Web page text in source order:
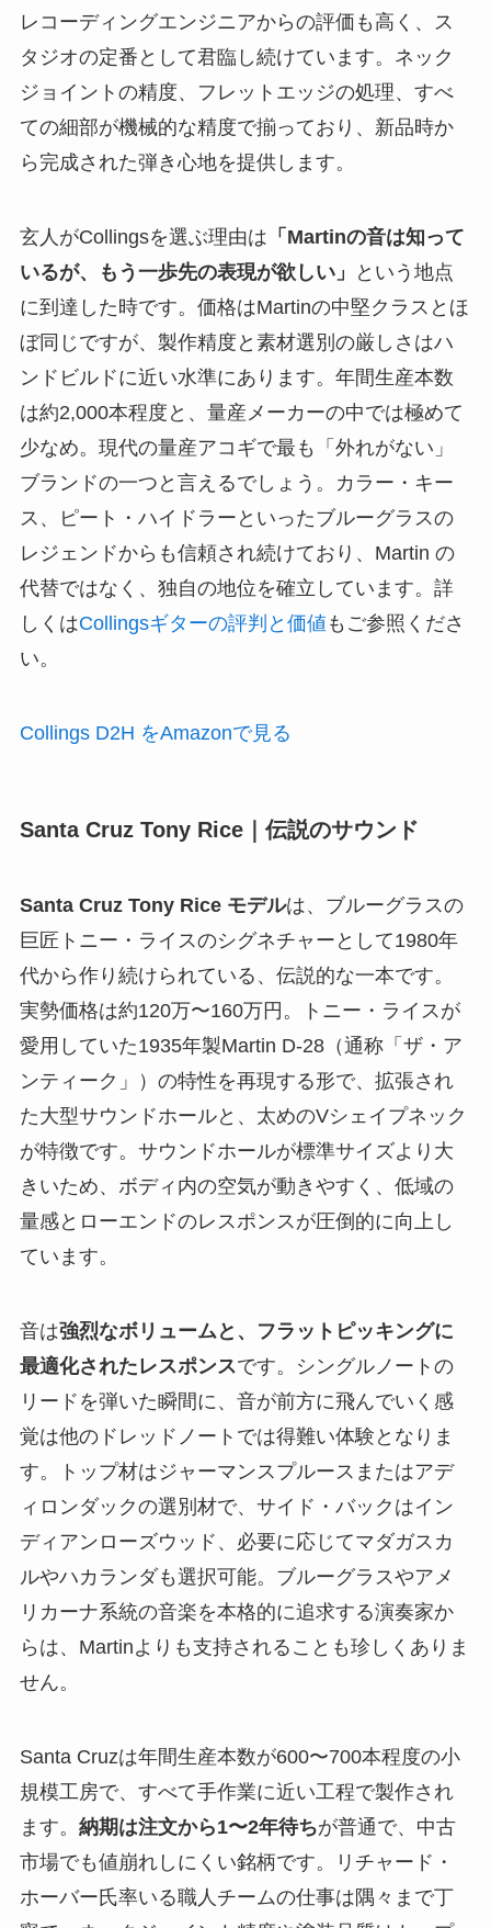
レコーディングエンジニアからの評価も高く、ス
タジオの定番として君臨し続けています。ネック
ジョイントの精度、フレットエッジの処理、すべ
ての細部が機械的な精度で揃っており、新品時か
ら完成された弾き心地を提供します。
玄人がCollingsを選ぶ理由は 「Martinの音は知って
いるが、もう一歩先の表現が欲しい」
という地点
に到達した時です。価格はMartinの中堅クラスとほ
ぼ同じですが、製作精度と素材選別の厳しさはハ
ンドビルドに近い水準にあります。年間生産本数
は約2,000本程度と、量産メーカーの中では極めて
少なめ。 現代の量産アコギで最も「外れがない」
ブランドの一つと言えるでしょう。
カラー・キー
ス、ピート・ハイドラーといったブルーグラスの
レジェンドからも信頼され続けており、Martin の
代替ではなく、独自の地位を確立しています。詳
しくはCollingsギターの評判と価値 もご参照くださ
い。
Collings D2H をAmazonで見る
Santa Cruz Tony Rice｜伝説のサウンド
Santa Cruz Tony Rice モデルは、ブルーグラスの
巨匠トニー・ライスのシグネチャーとして1980年
代から作り続けられている、伝説的な一本です。
実勢価格は約120万〜160万円。トニー・ライスが
愛用していた1935年製Martin D-28（通称「ザ・ア
ンティーク」）の特性を再現する形で、拡張され
た大型サウンドホールと、太めのVシェイプネック
が特徴です。サウンドホールが標準サイズより大
きいため、ボディ内の空気が動きやすく、低域の
量感とローエンドのレスポンスが圧倒的に向上し
ています。
音は強烈なボリュームと、フラットピッキングに
最適化されたレスポンスです。シングルノートの
リードを弾いた瞬間に、音が前方に飛んでいく感
覚は他のドレッドノートでは得難い体験となりま
す。トップ材はジャーマンスプルースまたはアデ
ィロンダックの選別材で、サイド・バックはイン
ディアンローズウッド、必要に応じてマダガスカ
ルやハカランダも選択可能。ブルーグラスやアメ
リカーナ系統の音楽を本格的に追求する演奏家か
らは、Martinよりも支持されることも珍しくありま
せん。
Santa Cruzは年間生産本数が600〜700本程度の小
規模工房で、すべて手作業に近い工程で製作され
ます。 納期は注文から1〜2年待ちが普通で、中古
市場でも値崩れしにくい銘柄です。リチャード・
ホーバー氏率いる職人チームの仕事は隅々まで丁